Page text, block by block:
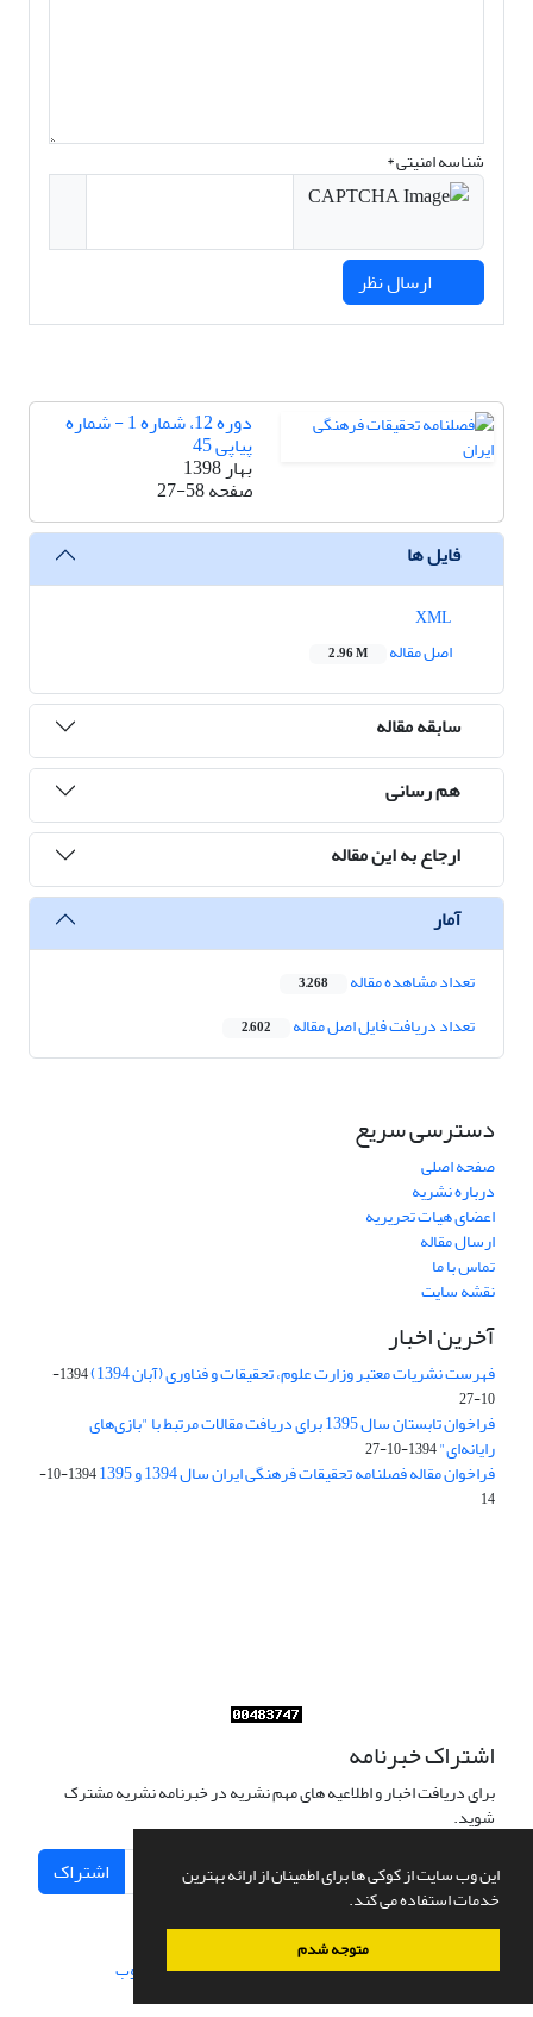
این وب سایت از کوکی ها برای اطمینان از ارائه بهترین
خدمات استفاده می کند.
متوجه شدم
شناسه امنیتی *
دوره 12، شماره 1 - شماره
پیاپی 45
بهار 1398
صفحه27-58
فایل ها
اصل مقاله
2.96 M
سابقه مقاله
هم رسانی
ارجاع به این مقاله
آمار
تعداد مشاهده مقاله 3,268
تعداد دریافت فایل اصل مقاله 2,602
دسترسی سریع
صفحه اصلی
درباره نشریه
اعضای هیات تحریریه
ارسال مقاله
تماس با ما
نقشه سایت
آخرین اخبار
فهرست نشریات معتبر وزارت علوم، تحقیقات و فناوری (آبان 1394)
1394-
10-27
فراخوان تابستان سال 1395 برای دریافت مقالات مرتبط با "بازی‌های
رایانه‌ای"1394-10-27
فراخوان مقاله فصلنامه تحقیقات فرهنگی ایران سال 1394 و 1395
1394-10-
14
اشتراک خبرنامه
برای دریافت اخبار و اطلاعیه های مهم نشریه در خبرنامه نشریه مشترک
شوید.
اشتراک
سامانه مدیریت نشریات علمی.طراحی و پیاده سازی از سیناوب